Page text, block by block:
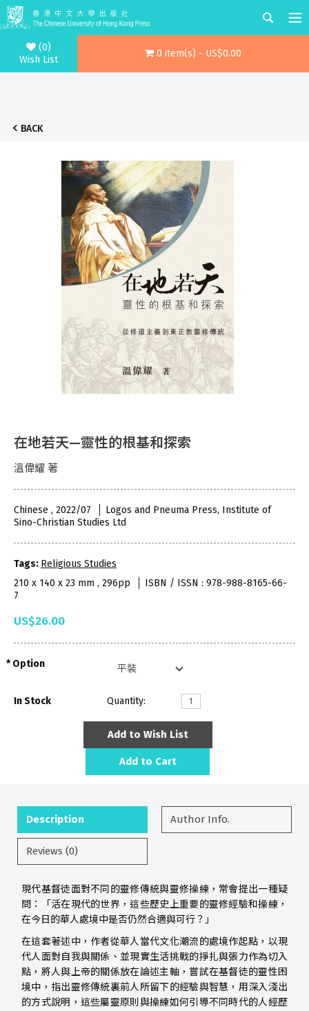
(0)
Wish List
0 item(s) - US$0.00
BACK
在地若天—靈性的根基和探索
溫偉耀 著
Chinese , 2022/07
Logos and Pneuma Press, Institute of
Sino-Christian Studies Ltd
Tags: Religious Studies
210 x 140 x 23 mm , 296pp
ISBN / ISSN : 978-988-8165-66-
7
US$26.00
Option
In Stock Quantity:
Add to Wish List
Add to Cart
Description Author Info.
Reviews (0)
現代基督徒面對不同的靈修傳統與靈修操練，常會提出一種疑
問：「活在現代的世界，這些歷史上重要的靈修經驗和操練，
在今日的華人處境中是否仍然合適與可行？」
在這套著述中，作者從華人當代文化潮流的處境作起點，以現
代人面對自我與關係、並現實生活挑戰的掙扎與張力作為切入
點，將人與上帝的關係放在論述主軸，嘗試在基督徒的靈性困
境中，指出靈修傳統裏前人所留下的經驗與智慧，用深入淺出
的方式說明，這些屬靈原則與操練如何引導不同時代的人經歷